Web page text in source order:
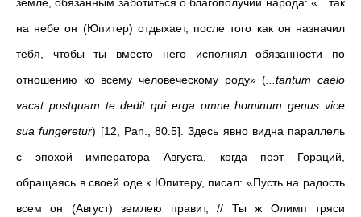
на небе он (Юпитер) отдыхает, после того как он назначил
тебя, чтобы ты вместо него исполнял обязанности по
отношению ко всему человеческому роду» ( ...tantum caelo
vacat postquam te dedit qui erga omne hominum genus vice
sua fungeretur) [12, Pan., 80.5]. Здесь явно видна параллель
с эпохой императора Августа, когда поэт Гораций,
обращаясь в своей оде к Юпитеру, писал: «Пусть на радость
всем он (Август) землею правит, // Ты ж Олимп тряси